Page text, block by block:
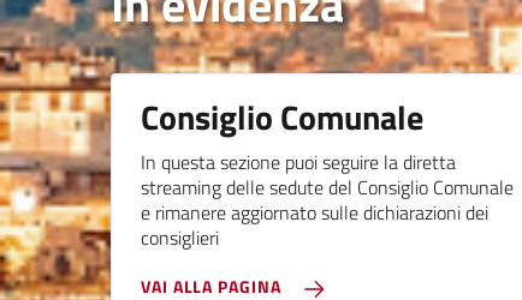
Consiglio Comunale
In questa sezione puoi seguire la diretta
streaming delle sedute del Consiglio Comunale
e rimanere aggiornato sulle dichiarazioni dei
consiglieri
VAI ALLA PAGINA